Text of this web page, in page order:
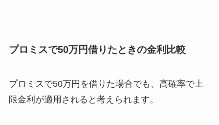
プロミスで50万円借りたときの金利比較
プロミスで50万円を借りた場合でも、高確率で上
限金利が適用されると考えられます。